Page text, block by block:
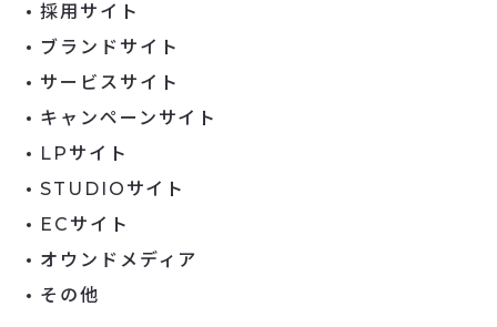
採用サイト
ブランドサイト
サービスサイト
キャンペーンサイト
LPサイト
STUDIOサイト
ECサイト
オウンドメディア
その他